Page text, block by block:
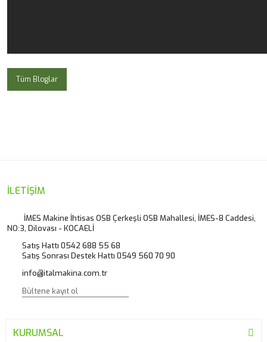
Tüm Bloglar
İLETİŞİM
İMES Makine İhtisas OSB Çerkeşli OSB Mahallesi, İMES-8 Caddesi,
NO:3, Dilovası - KOCAELİ
Satış Hattı 0542 688 55 68
Satış Sonrası Destek Hattı 0549 560 70 90
info@italmakina.com.tr
KURUMSAL